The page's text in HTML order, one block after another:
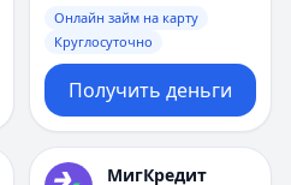
Онлайн займ на карту
Круглосуточно
Получить деньги
МигКредит